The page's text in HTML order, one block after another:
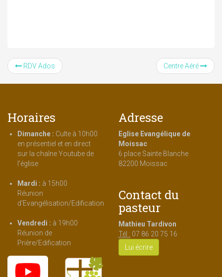
RDV Ados Centre Aéré
Horaires
Dimanche : Culte à 10h00
en présentiel et en direct
sur la chaîne Youtube de
l'église
Mardi : à 15h00
Réunion
d'Evangélisation/Edification
Vendredi : à 19h00
Réunion de
Prière/Edification
Adresse
Eglise Evangélique de
Moissac
6 place Sainte Blanche
82200 Moissac
Contact du
pasteur
Mathieu Tardivon
Tél : 07 86 20 75 16
Lui écrire